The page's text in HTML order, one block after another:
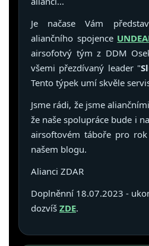
Je načase Vám
aliančního spojence
airsofotvý tým z DDM
všemi přezdívaný leader "
Tento týpek umí skvěle
Jsme rádi, že jsme
že naše spolupráce bude i
airsoftovém táboře pro
našem blogu.
Alianci ZDAR
Doplněnní 18.07.2023 -
dozvíš ZDE.